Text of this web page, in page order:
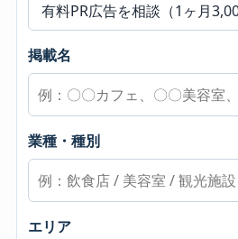
掲載名
業種・種別
エリア